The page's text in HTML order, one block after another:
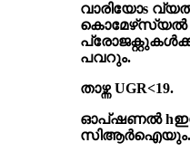
വാരിയോs
കൊമേഴ്‌സ്യൽ
പവറും.
താഴ്ന്ന UGR<19.
ഓപ്ഷണൽ h
സിആർഐയും.